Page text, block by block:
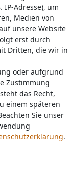
IP-Adresse), um
Medien von
unsere Website
erst durch
Dritten, die wir in
oder aufgrund
Zustimmung
das Recht,
einem späteren
Sie unser
.
IP-Adresse), um
Medien von
unsere Website
erst durch
Dritten, die wir in
oder aufgrund
Zustimmung
das Recht,
einem späteren
Sie unser
.